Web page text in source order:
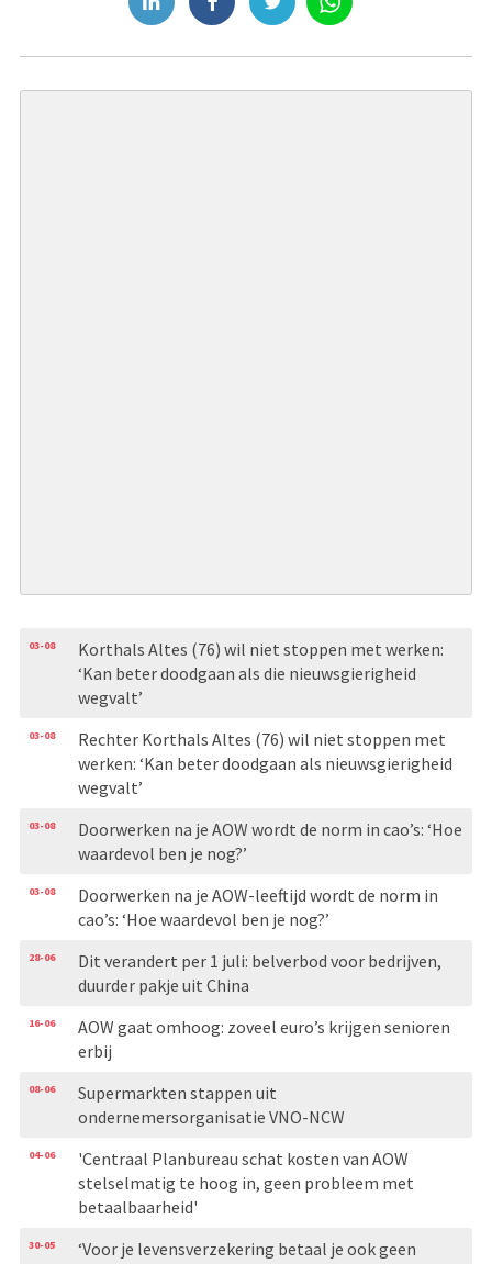
03-08
Korthals Altes (76) wil niet stoppen met werken:
‘Kan beter doodgaan als die nieuwsgierigheid
wegvalt’
03-08
Rechter Korthals Altes (76) wil niet stoppen met
werken: ‘Kan beter doodgaan als nieuwsgierigheid
wegvalt’
03-08
Doorwerken na je AOW wordt de norm in cao’s: ‘Hoe
waardevol ben je nog?’
03-08
Doorwerken na je AOW-leeftijd wordt de norm in
cao’s: ‘Hoe waardevol ben je nog?’
28-06
Dit verandert per 1 juli: belverbod voor bedrijven,
duurder pakje uit China
16-06
AOW gaat omhoog: zoveel euro’s krijgen senioren
erbij
08-06
Supermarkten stappen uit
ondernemersorganisatie VNO-NCW
04-06
'Centraal Planbureau schat kosten van AOW
stelselmatig te hoog in, geen probleem met
betaalbaarheid'
30-05
‘Voor je levensverzekering betaal je ook geen